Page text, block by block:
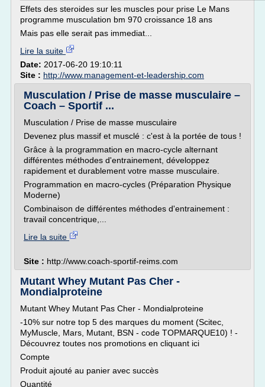
Effets des steroides sur les muscles pour prise Le Mans
programme musculation bm 970 croissance 18 ans
Mais pas elle serait pas immediat...
Lire la suite
Date: 2017-06-20 19:10:11
Site : http://www.management-et-leadership.com
Musculation / Prise de masse musculaire –
Coach – Sportif ...
Musculation / Prise de masse musculaire
Devenez plus massif et musclé : c'est à la portée de tous !
Grâce à la programmation en macro-cycle alternant
différentes méthodes d'entrainement, développez
rapidement et durablement votre masse musculaire.
Programmation en macro-cycles (Préparation Physique
Moderne)
Combinaison de différentes méthodes d'entrainement :
travail concentrique,...
Lire la suite
Site : http://www.coach-sportif-reims.com
Mutant Whey Mutant Pas Cher -
Mondialproteine
Mutant Whey Mutant Pas Cher - Mondialproteine
-10% sur notre top 5 des marques du moment (Scitec,
MyMuscle, Mars, Mutant, BSN - code TOPMARQUE10) ! -
Découvrez toutes nos promotions en cliquant ici
Compte
Produit ajouté au panier avec succès
Quantité